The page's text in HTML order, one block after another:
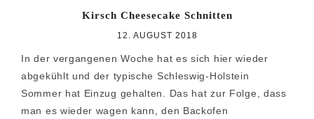
Kirsch Cheesecake Schnitten
12. AUGUST 2018
In der vergangenen Woche hat es sich hier wieder
abgekühlt und der typische Schleswig-Holstein
Sommer hat Einzug gehalten. Das hat zur Folge, dass
man es wieder wagen kann, den Backofen